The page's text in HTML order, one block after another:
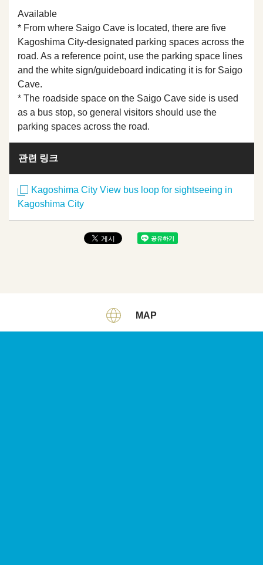
Available
* From where Saigo Cave is located, there are five
Kagoshima City-designated parking spaces across the
road. As a reference point, use the parking space lines
and the white sign/guideboard indicating it is for Saigo
Cave.
* The roadside space on the Saigo Cave side is used
as a bus stop, so general visitors should use the
parking spaces across the road.
관련 링크
Kagoshima City View bus loop for sightseeing in
Kagoshima City
MAP